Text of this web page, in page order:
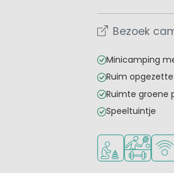
Bezoek
Minicamping
Ruim
Ruimte groene
Speeltuintje
Aanbevolen
Veel